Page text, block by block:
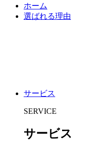
ホーム
選ばれる理由
サービス
SERVICE
サービス